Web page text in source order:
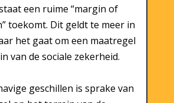
een ruime “margin of
toekomt. Dit geldt te meer in
het gaat om een maatregel
van de sociale zekerheid.
geschillen is sprake van